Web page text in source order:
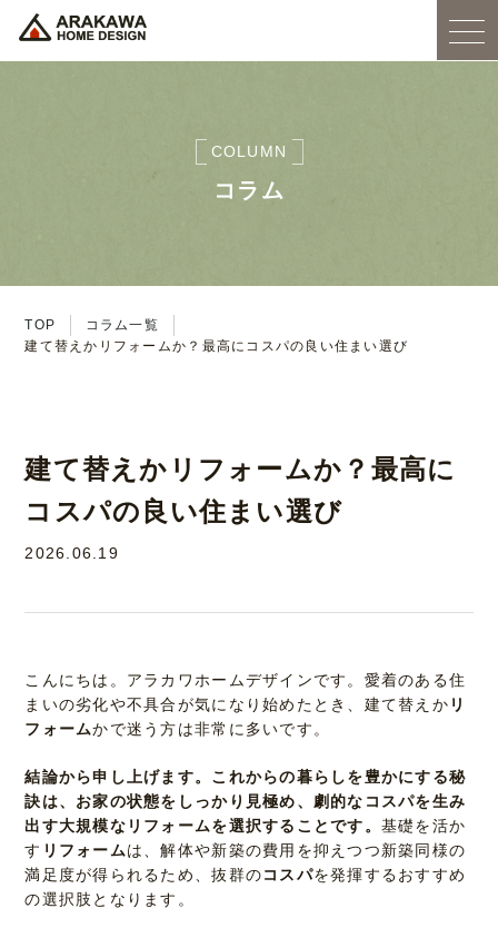
COLUMN
コラム
TOP
コラム一覧
建て替えかリフォームか？最高にコスパの良い住まい選び
建て替えかリフォームか？最高に
コスパの良い住まい選び
2026.06.19
こんにちは。アラカワホームデザインです。愛着のある住
まいの劣化や不具合が気になり始めたとき、建て替えか リ
フォームかで迷う方は非常に多いです。
結論から申し上げます。これからの暮らしを豊かにする秘
訣は、お家の状態をしっかり見極め、劇的なコスパを生み
出す大規模なリフォームを選択することです。 基礎を活か
す リフォームは、解体や新築の費用を抑えつつ新築同様の
満足度が得られるため、抜群のコスパを発揮するおすすめ
の選択肢となります。